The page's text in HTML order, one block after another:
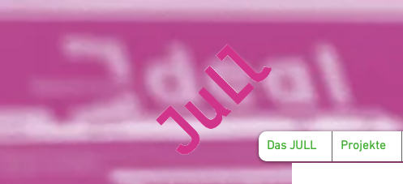
Das JULL Projekte